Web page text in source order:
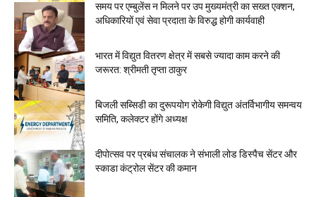
समय पर एम्बुलेंस न मिलने पर उप मुख्यमंत्री का सख्त एक्शन,
अधिकारियों एवं सेवा प्रदाता के विरुद्ध होगी कार्यवाही
भारत में विद्युत वितरण क्षेत्र में सबसे ज्यादा काम करने की
जरूरत: श्रीमती तृप्ता ठाकुर
बिजली सब्सिडी का दुरूपयोग रोकेगी विद्युत अंतर्विभागीय समन्वय
समिति, कलेक्टर होंगे अध्‍यक्ष
दीपोत्सव पर प्रबंध संचालक ने संभाली लोड डिस्पैच सेंटर और
स्काडा कंट्रोल सेंटर की कमान